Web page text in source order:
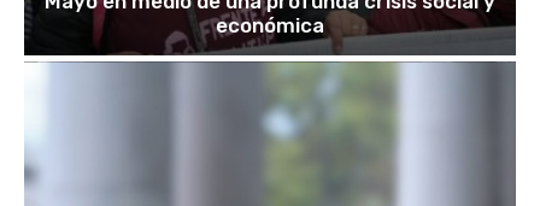
económica